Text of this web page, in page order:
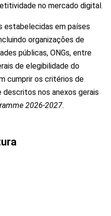
no mercado digital.
estabelecidas em países
organizações de
públicas, ONGs, entre
de elegibilidade do
cumprir os critérios de
descritos nos anexos gerais
2026-2027.